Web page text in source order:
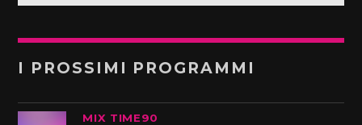
I PROSSIMI PROGRAMMI
MIX TIME90